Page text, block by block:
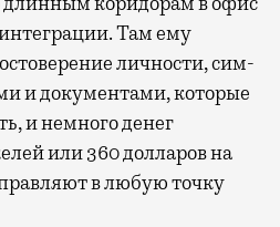
Там ему
личности, сим-
и документами, которые
и немного денег
или 360 долларов на
в любую точку